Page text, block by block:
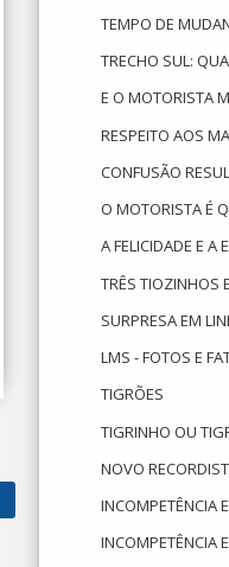
TEMPO DE
TRECHO SUL:
E O MOTORISTA
RESPEITO AOS
CONFUSÃO
O MOTORISTA É
A FELICIDADE E A
TRÊS TIOZINHOS
SURPRESA EM
LMS - FOTOS E
TIGRÕES
TIGRINHO OU
NOVO
INCOMPETÊNCIA
INCOMPETÊNCIA